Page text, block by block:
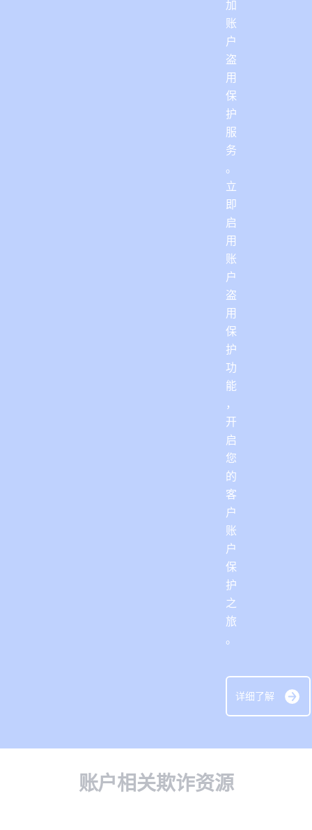
加
账
户
盗
用
保
护
服
务
。
立
即
启
用
账
户
盗
用
保
护
功
能
，
开
启
您
的
客
户
账
户
保
护
之
旅
。
详细了解
账户相关欺诈资源